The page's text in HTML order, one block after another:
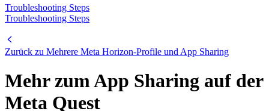
Troubleshooting Steps
Troubleshooting Steps
Zurück zu Mehrere Meta Horizon-Profile und App Sharing
Mehr zum App Sharing auf der
Meta Quest